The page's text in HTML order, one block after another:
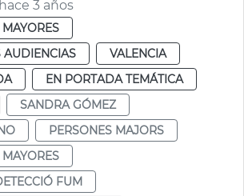
3 años
AUDIENCIAS
VALENCIA
EN PORTADA TEMÁTICA
SANDRA GÓMEZ
PERSONES MAJORS
FUM